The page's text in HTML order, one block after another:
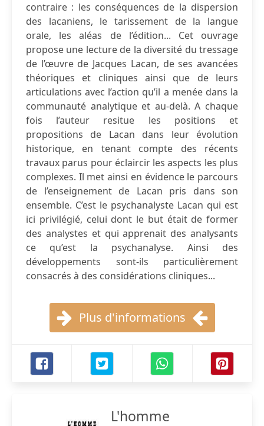
contraire : les conséquences de la dispersion
des lacaniens, le tarissement de la langue
orale, les aléas de l’édition... Cet ouvrage
propose une lecture de la diversité du tressage
de l’œuvre de Jacques Lacan, de ses avancées
théoriques et cliniques ainsi que de leurs
articulations avec l’action qu’il a menée dans la
communauté analytique et au-delà. A chaque
fois l’auteur resitue les positions et
propositions de Lacan dans leur évolution
historique, en tenant compte des récents
travaux parus pour éclaircir les aspects les plus
complexes. Il met ainsi en évidence le parcours
de l’enseignement de Lacan pris dans son
ensemble. C’est le psychanalyste Lacan qui est
ici privilégié, celui dont le but était de former
des analystes et qui apprenait des analysants
ce qu’est la psychanalyse. Ainsi des
développements sont-ils particulièrement
consacrés à des considérations cliniques...
Plus d'informations
L'homme